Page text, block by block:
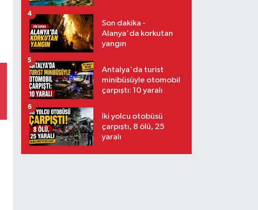
Son dakika -
Alanya'da korkutan
yangın
4
Antalya'da turist
minibüsüyle otomobil
çarpıştı: 10 yaralı
5
İki yolcu otobüsü
çarpıştı, 8 ölü, 25
yaralı
6